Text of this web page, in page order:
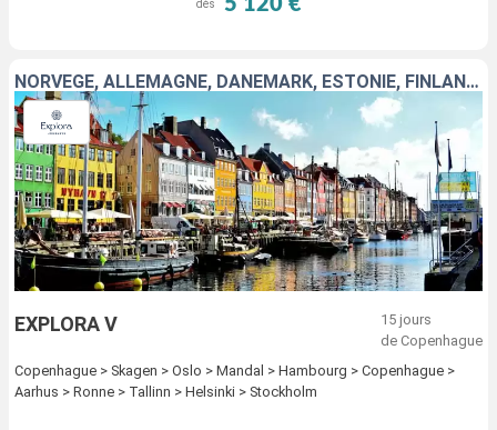
dès
NORVÈGE, ALLEMAGNE, DANEMARK, ESTONIE, FINLANDE, SUÈDE
EXPLORA V
15 jours
de Copenhague
Copenhague > Skagen > Oslo > Mandal > Hambourg > Copenhague >
Aarhus > Ronne > Tallinn > Helsinki > Stockholm